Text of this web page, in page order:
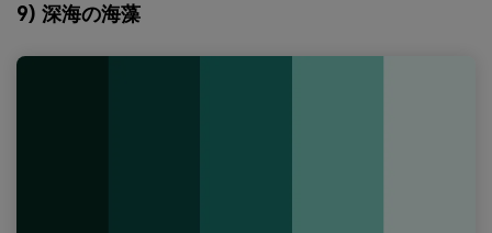
9) 深海の海藻